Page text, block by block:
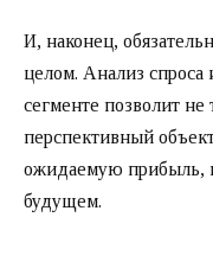
И, наконец,
целом. Анализ
сегменте позволит не
перспективный
ожидаемую прибыль,
будущем.